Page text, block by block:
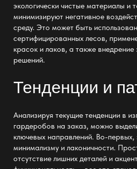
экологически чистые материалы и
минимизируют негативное
среду. Это может быть
сертифицированных лесов,
красок и лаков, а также
решений.
Тенденции и
Анализируя текущие тенденции в
гардеробов на заказ, можно
ключевых направлений. Во-первых,
минимализму и лаконичности.
отсутствие лишних деталей и